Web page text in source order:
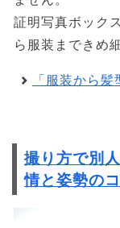
証明写真ボック
ら服装まできめ
「服装から
撮り方で別
情と姿勢の